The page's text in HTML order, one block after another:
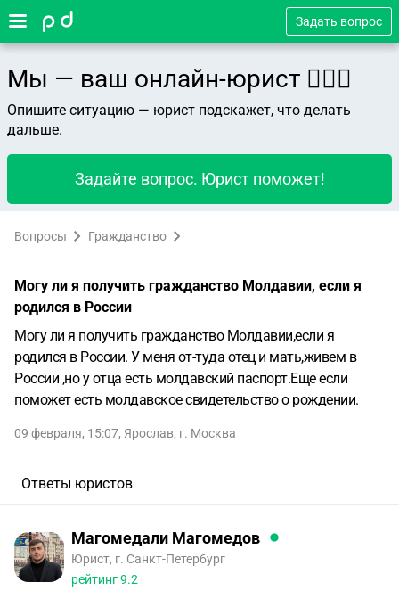
Задать вопрос
Мы — ваш онлайн-юрист 👨🏻‍⚖️
Опишите ситуацию — юрист подскажет, что делать
дальше.
Задайте вопрос. Юрист поможет!
Вопросы Гражданство
Могу ли я получить гражданство Молдавии, если я
родился в России
Могу ли я получить гражданство Молдавии,если я
родился в России. У меня от-туда отец и мать,живем в
России ,но у отца есть молдавский паспорт.Еще если
поможет есть молдавское свидетельство о рождении.
09 февраля, 15:07, Ярослав, г. Москва
Ответы юристов
Магомедали Магомедов
Юрист, г. Санкт-Петербург
рейтинг9.2